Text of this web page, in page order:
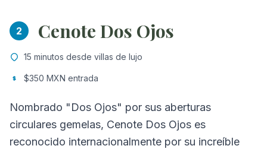
2 Cenote Dos Ojos
15 minutos desde villas de lujo
$350 MXN entrada
Nombrado "Dos Ojos" por sus aberturas
circulares gemelas, Cenote Dos Ojos es
reconocido internacionalmente por su increíble